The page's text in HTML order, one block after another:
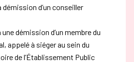
démission d’un conseiller
démission d’un membre du
appelé à siéger au sein du
de l’Établissement Public